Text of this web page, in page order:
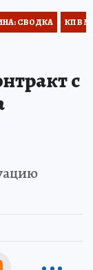
СВОДКА КП В
с